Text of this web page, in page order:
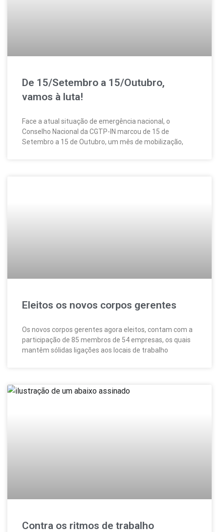
De 15/Setembro a 15/Outubro,
vamos à luta!
Face a atual situação de emergência nacional, o
Conselho Nacional da CGTP-IN marcou de 15 de
Setembro a 15 de Outubro, um mês de mobilização,
Eleitos os novos corpos gerentes
Os novos corpos gerentes agora eleitos, contam com a
participação de 85 membros de 54 empresas, os quais
mantêm sólidas ligações aos locais de trabalho
Contra os ritmos de trabalho